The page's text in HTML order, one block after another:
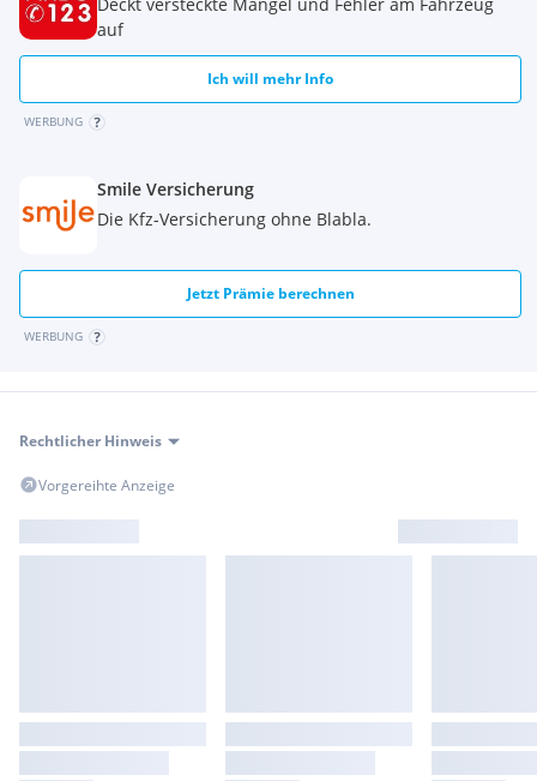
Passende Versicherungsangebote direkt über uns
Individuelle Finanzierungsangebote, auf dich
Rücknahme deiner Gebrauchten möglich
Qualität und Service: professionelle Übergabe, ehrliche
Sehr große Auswahl im über 1000 m Showroom:
anschauen, vergleichen, probesitzen
Walter Prohaska
Verkauf - Krems
auf
Ich will mehr Info
WERBUNG
Smile Versicherung
Die Kfz-Versicherung ohne Blabla.
Jetzt Prämie berechnen
WERBUNG
Rechtlicher Hinweis
Vorgereihte Anzeige